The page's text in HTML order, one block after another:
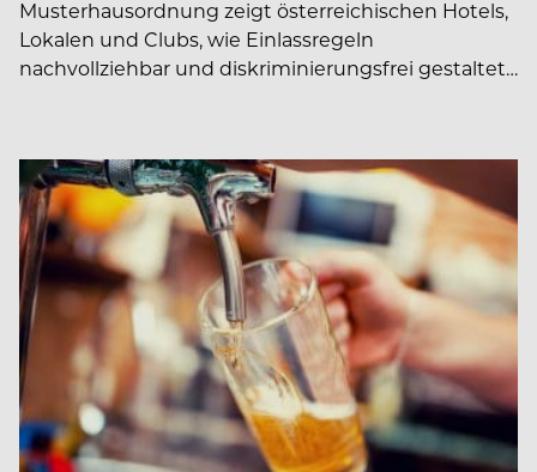
Musterhausordnung zeigt österreichischen Hotels,
Lokalen und Clubs, wie Einlassregeln
nachvollziehbar und diskriminierungsfrei gestaltet…